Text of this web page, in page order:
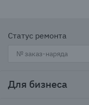
Статус ремонта
Для бизнеса